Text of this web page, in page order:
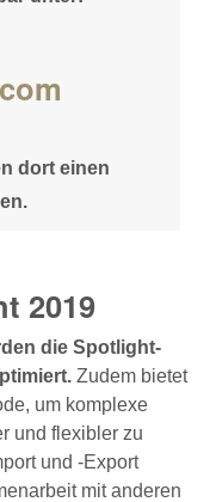
dort einen
2019
die Spotlight-
Zudem bietet
um komplexe
und flexibler zu
und -Export
mit anderen